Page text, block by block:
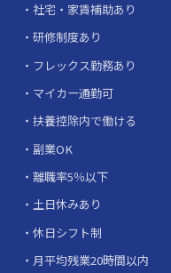
社宅・家賃補助あり
研修制度あり
フレックス勤務あり
マイカー通勤可
扶養控除内で働ける
副業OK
離職率5％以下
土日休みあり
休日シフト制
月平均残業20時間以内